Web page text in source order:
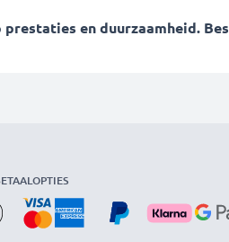
en duurzaamheid.